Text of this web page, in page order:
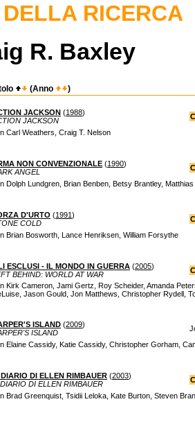
RICERCA
R. Baxley
(Anno )
JACKSON (1988)
JACKSON
Carl Weathers, Craig T. Nelson
NON CONVENZIONALE (1990)
ANGEL
Dolph Lundgren, Brian Benben, Betsy Brantley,
D'URTO (1991)
COLD
Brian Bosworth, Lance Henriksen, William Forsythe
ESCLUSI - IL MONDO IN GUERRA (2005)
BEHIND: WORLD AT WAR
Kirk Cameron, Jami Gertz, Roy Scheider, Amanda
Jason Gould, Jon Matthews, Christopher Rydell,
ISLAND (2009)
ISLAND
Elaine Cassidy, Katie Cassidy, Christopher Gorham,
DI ELLEN RIMBAUER (2003)
DI ELLEN RIMBAUER
Brad Greenquist, Tsidii Leloka, Kate Burton, Steven